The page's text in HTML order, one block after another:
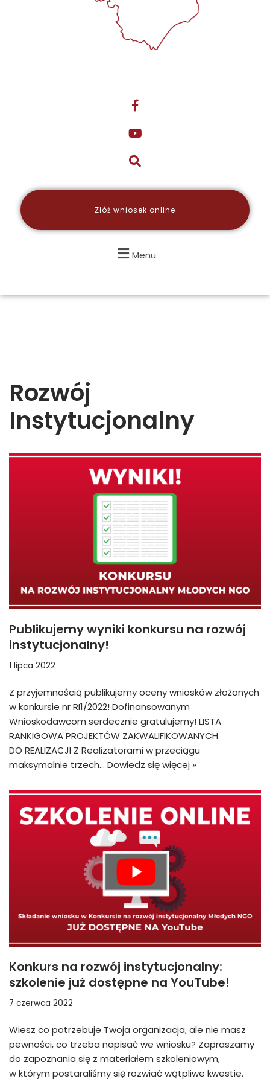
Złóż wniosek online
Menu
Rozwój
Instytucjonalny
Publikujemy wyniki konkursu na rozwój
instytucjonalny!
1 lipca 2022
Z przyjemnością publikujemy oceny wniosków złożonych
w konkursie nr RI1/2022! Dofinansowanym
Wnioskodawcom serdecznie gratulujemy! LISTA
RANKIGOWA PROJEKTÓW ZAKWALIFIKOWANYCH
DO REALIZACJI Z Realizatorami w przeciągu
maksymalnie trzech… Dowiedz się więcej »
Konkurs na rozwój instytucjonalny:
szkolenie już dostępne na YouTube!
7 czerwca 2022
Wiesz co potrzebuje Twoja organizacja, ale nie masz
pewności, co trzeba napisać we wniosku? Zapraszamy
do zapoznania się z materiałem szkoleniowym,
w którym postaraliśmy się rozwiać wątpliwe kwestie.